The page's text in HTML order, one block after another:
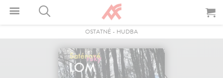
OSTATNÉ - HUDBA